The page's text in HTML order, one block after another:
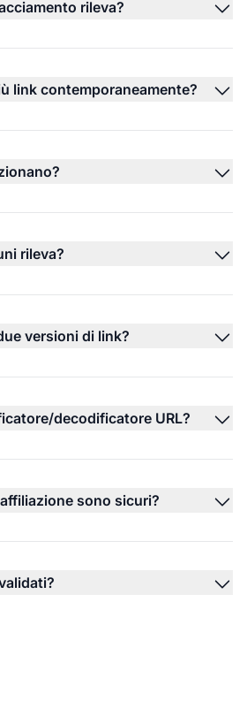
rileva?
link contemporaneamente?
rileva?
versioni di link?
decodificatore URL?
sono sicuri?